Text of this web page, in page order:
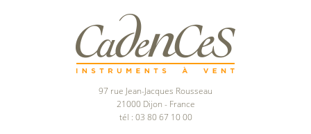
97 rue Jean-Jacques Rousseau
21000 Dijon - France
tél : 03 80 67 10 00